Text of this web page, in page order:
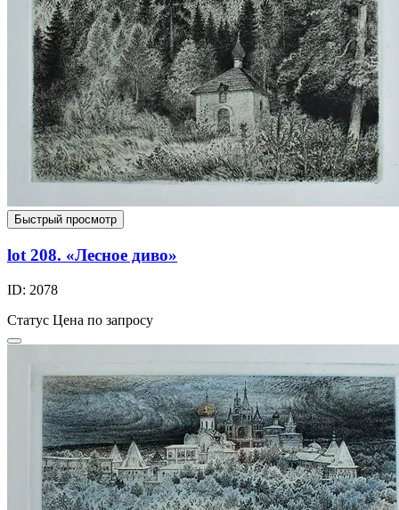
Быстрый просмотр
lot 208. «Лесное диво»
ID: 2078
Статус Цена по запросу